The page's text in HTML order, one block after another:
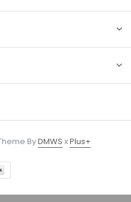
ByDMWS xPlus+